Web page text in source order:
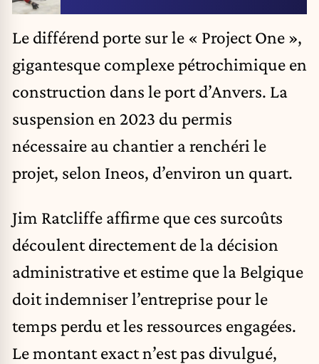
Le différend porte sur le « Project One »,
gigantesque complexe pétrochimique en
construction dans le port d’Anvers. La
suspension en 2023 du permis
nécessaire au chantier a renchéri le
projet, selon Ineos, d’environ un quart.
Jim Ratcliffe affirme que ces surcoûts
découlent directement de la décision
administrative et estime que la Belgique
doit indemniser l’entreprise pour le
temps perdu et les ressources engagées.
Le montant exact n’est pas divulgué,